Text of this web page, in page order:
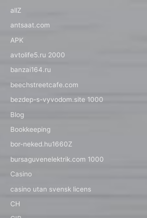
allZ
antsaat.com
APK
avtolife5.ru 2000
banzai164.ru
beechstreetcafe.com
bezdep-s-vyvodom.site 1000
Blog
Bookkeeping
bor-neked.hu1660Z
bursaguvenelektrik.com 1000
Casino
casino utan svensk licens
CH